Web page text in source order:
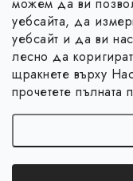
уебсайта, да
уебсайт и да ви
лесно да
щракнете върху
прочетете пълната
Ф
Информация за
Коя е фирма Magsy?
Контакти
Търговски условия
Facebook
Авторско право 2026